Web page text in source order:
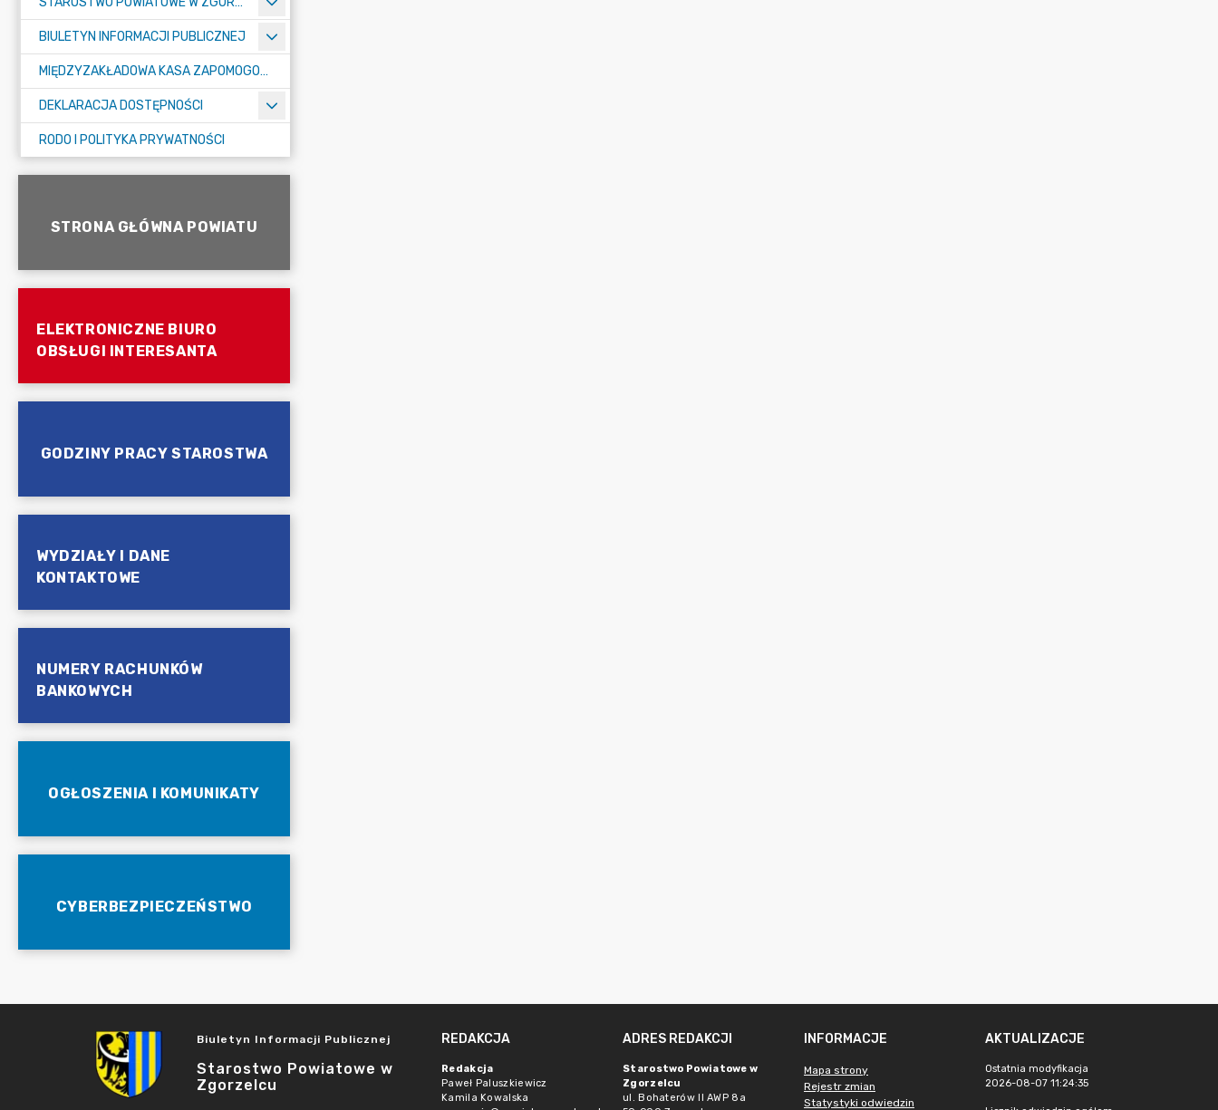
BIULETYN INFORMACJI PUBLICZNEJ
MIĘDZYZAKŁADOWA KASA ZAPOMOGOWO-POŻYCZKOWA
DEKLARACJA DOSTĘPNOŚCI
RODO I POLITYKA PRYWATNOŚCI
STRONA GŁÓWNA POWIATU
ELEKTRONICZNE BIURO
OBSŁUGI INTERESANTA
GODZINY PRACY STAROSTWA
WYDZIAŁY I DANE
KONTAKTOWE
NUMERY RACHUNKÓW
BANKOWYCH
OGŁOSZENIA I KOMUNIKATY
CYBERBEZPIECZEŃSTWO
Biuletyn Informacji Publicznej
Starostwo Powiatowe w
Zgorzelcu
REDAKCJA
Redakcja
Paweł Paluszkiewicz
Kamila Kowalska
ADRES REDAKCJI
Starostwo Powiatowe w
Zgorzelcu
ul. Bohaterów II AWP 8a
INFORMACJE
Mapa strony
Rejestr zmian
Statystyki odwiedzin
AKTUALIZACJE
Ostatnia modyfikacja
2026-08-07 11:24:35